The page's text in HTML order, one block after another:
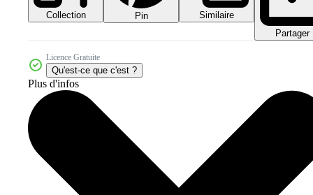
Collection Pin
Similaire
Partager
Licence Gratuite
Qu'est-ce que c'est ?
Plus d'infos